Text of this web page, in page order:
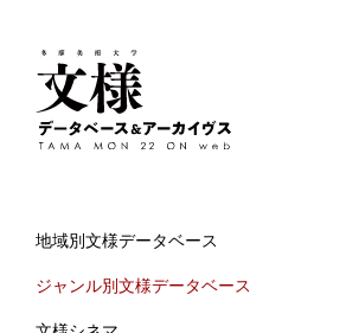
地域別文様データベース
ジャンル別文様データベース